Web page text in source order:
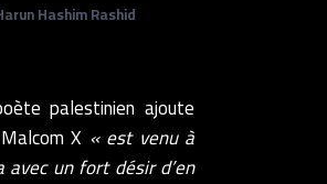
Hashim Rashid
palestinien ajoute
X « est venu à
avec un fort désir d’en